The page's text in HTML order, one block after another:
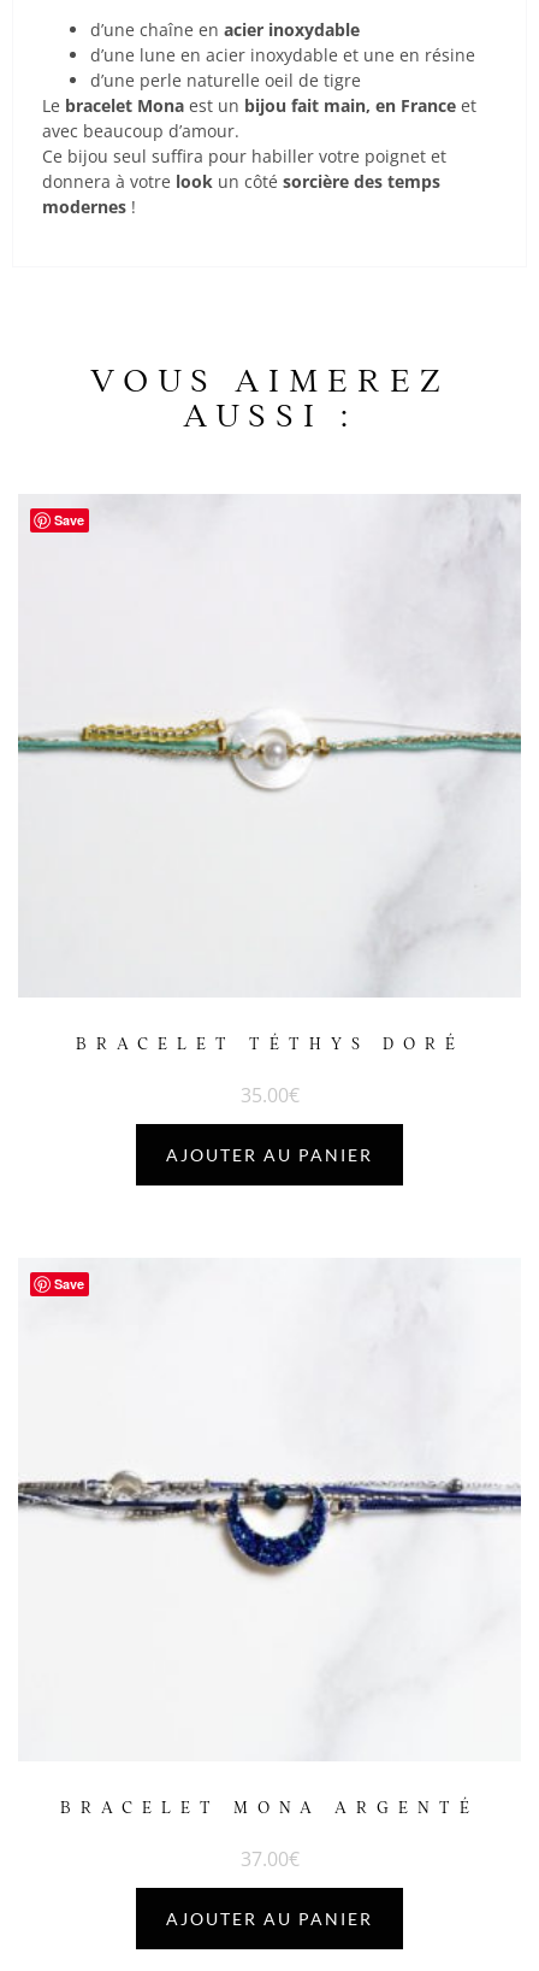
d’une chaîne en acier inoxydable
d’une lune en acier inoxydable et une en résine
d’une perle naturelle oeil de tigre
Le bracelet Mona est un bijou fait main, en France et
avec beaucoup d’amour.
Ce bijou seul suffira pour habiller votre poignet et
donnera à votre look un côté sorcière des temps
modernes !
VOUS AIMEREZ
AUSSI :
Save
BRACELET TÉTHYS DORÉ
35.00€
AJOUTER AU PANIER
Save
BRACELET MONA ARGENTÉ
37.00€
AJOUTER AU PANIER